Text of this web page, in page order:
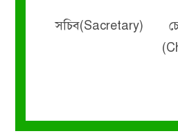
সচিব(Sacretary)